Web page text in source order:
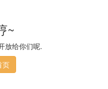
~
放给你们呢.
页